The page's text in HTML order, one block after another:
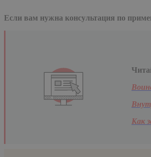
Если вам нужна консультация по
Как